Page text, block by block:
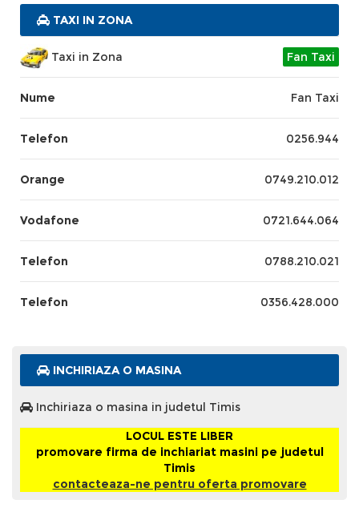
TAXI IN ZONA
Taxi in Zona Fan Taxi
Nume Fan Taxi
Telefon 0256.944
Orange 0749.210.012
Vodafone 0721.644.064
Telefon 0788.210.021
Telefon 0356.428.000
INCHIRIAZA O MASINA
Inchiriaza o masina in judetul Timis
LOCUL ESTE LIBER
promovare firma de inchiariat masini pe judetul
Timis
contacteaza-ne pentru oferta promovare